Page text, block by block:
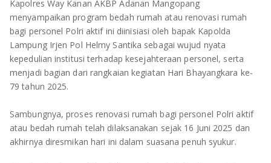
MESUJI
WAY KANAN
PRINGSEWU
Kapolres Way Kanan AKBP Adanan Mangopang
menyampaikan program bedah rumah atau renovasi rumah
bagi personel Polri aktif ini diinisiasi oleh bapak Kapolda
Lampung Irjen Pol Helmy Santika sebagai wujud nyata
kepedulian institusi terhadap kesejahteraan personel, serta
menjadi bagian dari rangkaian kegiatan Hari Bhayangkara ke-
79 tahun 2025.
Sambungnya, proses renovasi rumah bagi personel Polri aktif
atau bedah rumah telah dilaksanakan sejak 16 Juni 2025 dan
akhirnya diresmikan hari ini dalam suasana penuh syukur.